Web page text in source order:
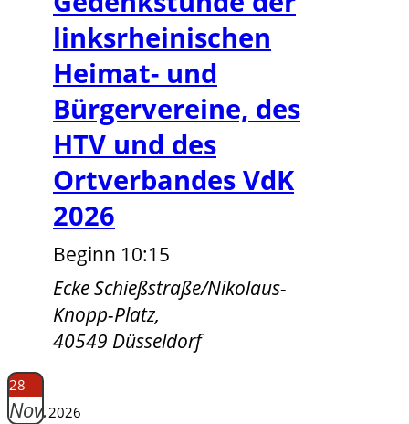
linksrheinischen
Heimat- und
Bürgervereine, des
HTV und des
Ortverbandes VdK
2026
Beginn 10:15
Ecke Schießstraße/Nikolaus-
Knopp-Platz,
40549 Düsseldorf
28
Nov.2026